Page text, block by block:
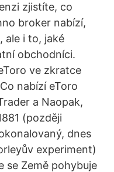
zjistíte, co
broker nabízí,
ale i to, jaké
obchodníci.
ve zkratce
nabízí eToro
a Naopak,
(později
dnes
experiment)
se Země pohybuje